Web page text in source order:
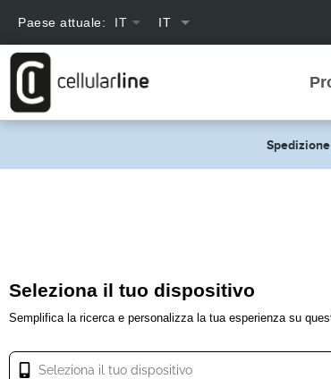
Paese attuale:
IT text.language
Seleziona il tuo dispositivo
Semplifica la ricerca e personalizza la tua esperienza su
Seleziona il tuo dispositivo